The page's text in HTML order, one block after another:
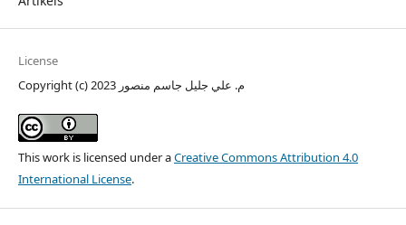
License
Copyright (c) 2023 م. علي جليل جاسم منصور
This work is licensed under aCreative Commons Attribution 4.0
International License.